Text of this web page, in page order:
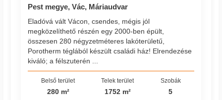
Pest megye, Vác, Máriaudvar
Eladóvá vált Vácon, csendes, mégis jól
megközelíthető részén egy 2000-ben épült,
összesen 280 négyzetméteres lakóterületű,
Porotherm téglából készült családi ház! Elrendezése
kiváló; a félszuterén ...
Belső terület
280 m²
Telek terület
1752 m²
Szobák
5